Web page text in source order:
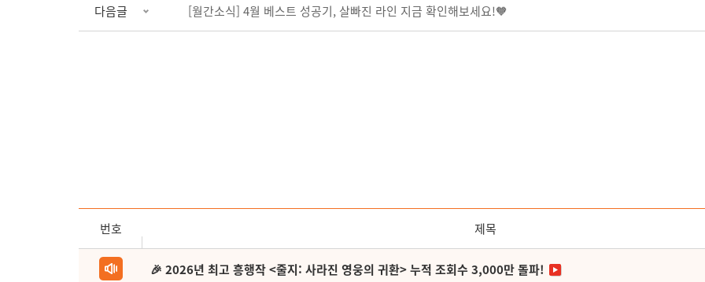
다음글 [월간소식] 4월 베스트 성공기, 살빠진 라인 지금 확인해보세요!🧡
번호 제목
🎉 2026년 최고 흥행작 <줄지: 사라진 영웅의 귀환> 누적 조회수 3,000만 돌파!